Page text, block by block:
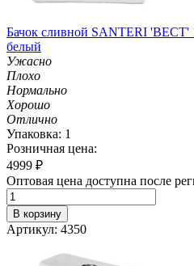
Бачок сливной SANTERI 'ВЕСТ'
белый
Ужасно
Плохо
Нормально
Хорошо
Отлично
Упаковка: 1
Розничная цена:
4999 ₽
Оптовая цена доступна после
В корзину
Артикул: 4350